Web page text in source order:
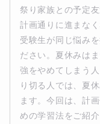
祭り家族との予定
計画通りに進まな
受験生が同じ悩み
ださい。夏休みは
強をやめてしまう
り切る人では、夏
ます。今回は、計
めの学習法をご紹